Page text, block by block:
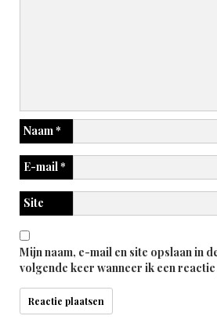
Naam*
E-mail*
Site
Mijn naam, e-mail en site opslaan in
volgende keer wanneer ik een